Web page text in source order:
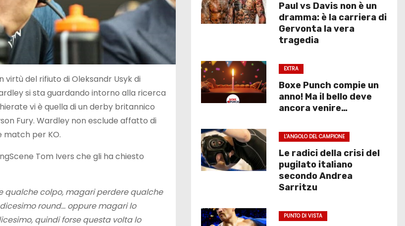
del rifiuto di Oleksandr Usyk di
si sta guardando intorno alla ricerca
vi è quella di un derby britannico
Fury. Wardley non esclude affatto di
match per KO.
Tom Ivers che gli ha chiesto
qualche colpo, magari perdere qualche
round… oppure magari lo
quindi forse questa volta lo
Paul vs Davis non è un
dramma: è la carriera di
Gervonta la vera
tragedia
EXTRA
Boxe Punch compie un
anno! Ma il bello deve
ancora venire…
L'ANGOLO DEL CAMPIONE
Le radici della crisi del
pugilato italiano
secondo Andrea
Sarritzu
PUNTO DI VISTA